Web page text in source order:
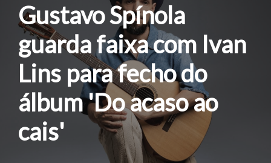
Gustavo Spínola
guarda faixa com Ivan
Lins para fecho do
álbum 'Do acaso ao
cais'